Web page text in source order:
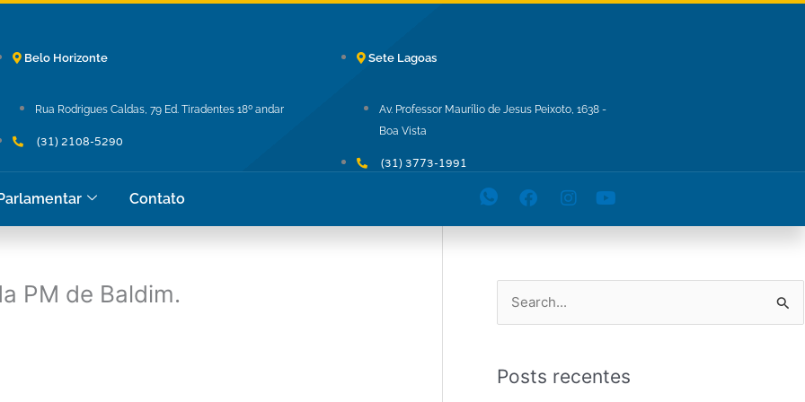
Belo Horizonte
Rua Rodrigues Caldas, 79 Ed. Tiradentes 18º andar
(31) 2108-5290
Sete Lagoas
Av. Professor Maurílio de Jesus Peixoto, 1638 -
Boa Vista
(31) 3773-1991
Contato
PM de Baldim.
qPosts recentes